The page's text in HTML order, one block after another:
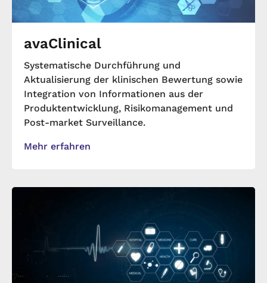
avaClinical
Systematische Durchführung und
Aktualisierung der klinischen Bewertung sowie
Integration von Informationen aus der
Produktentwicklung, Risikomanagement und
Post-market Surveillance.
Mehr erfahren